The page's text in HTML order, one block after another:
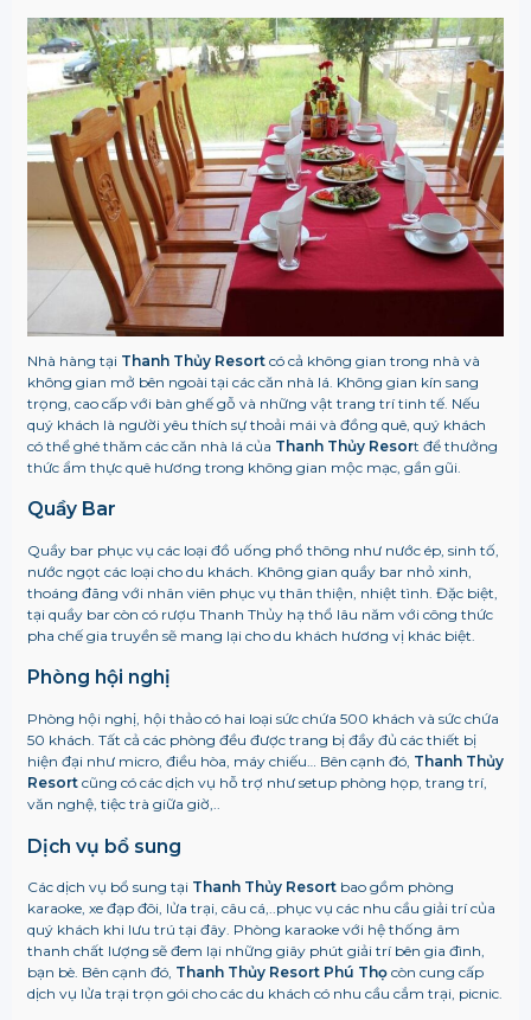
Nhà hàng tại Thanh Thủy Resortcó cả không gian trong nhà và
không gian mở bên ngoài tại các căn nhà lá. Không gian kín sang
trọng, cao cấp với bàn ghế gỗ và những vật trang trí tinh tế. Nếu
quý khách là người yêu thích sự thoải mái và đồng quê, quý khách
có thể ghé thăm các căn nhà lá của Thanh Thủy Resort để thưởng
thức ẩm thực quê hương trong không gian mộc mạc, gần gũi.
Quầy Bar
Quầy bar phục vụ các loại đồ uống phổ thông như nước ép, sinh tố,
nước ngọt các loại cho du khách. Không gian quầy bar nhỏ xinh,
thoáng đãng với nhân viên phục vụ thân thiện, nhiệt tình. Đặc biệt,
tại quầy bar còn có rượu Thanh Thủy hạ thổ lâu năm với công thức
pha chế gia truyền sẽ mang lại cho du khách hương vị khác biệt.
Phòng hội nghị
Phòng hội nghị, hội thảo có hai loại sức chứa 500 khách và sức chứa
50 khách. Tất cả các phòng đều được trang bị đầy đủ các thiết bị
hiện đại như micro, điều hòa, máy chiếu… Bên cạnh đó, Thanh Thủy
Resortcũng có các dịch vụ hỗ trợ như setup phòng họp, trang trí,
văn nghệ, tiệc trà giữa giờ,..
Dịch vụ bổ sung
Các dịch vụ bổ sung tại Thanh Thủy Resort bao gồm phòng
karaoke, xe đạp đôi, lửa trại, câu cá,..phục vụ các nhu cầu giải trí của
quý khách khi lưu trú tại đây. Phòng karaoke với hệ thống âm
thanh chất lượng sẽ đem lại những giây phút giải trí bên gia đình,
bạn bè. Bên cạnh đó, Thanh Thủy Resort Phú Thọcòn cung cấp
dịch vụ lửa trại trọn gói cho các du khách có nhu cầu cắm trại, picnic.